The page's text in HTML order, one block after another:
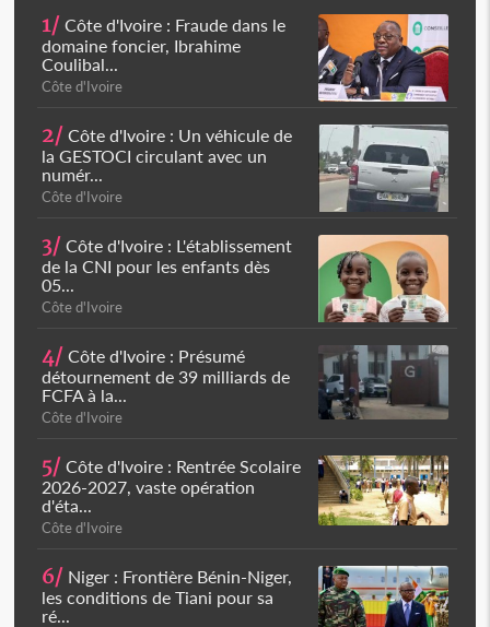
1/ Côte d'Ivoire : Fraude dans le
domaine foncier, Ibrahime
Coulibal...
Côte d'Ivoire
2/ Côte d'Ivoire : Un véhicule de
la GESTOCI circulant avec un
numér...
Côte d'Ivoire
3/ Côte d'Ivoire : L'établissement
de la CNI pour les enfants dès
05...
Côte d'Ivoire
4/ Côte d'Ivoire : Présumé
détournement de 39 milliards de
FCFA à la...
Côte d'Ivoire
5/ Côte d'Ivoire : Rentrée Scolaire
2026-2027, vaste opération
d'éta...
Côte d'Ivoire
6/ Niger : Frontière Bénin-Niger,
les conditions de Tiani pour sa
ré...